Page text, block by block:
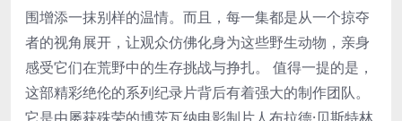
围增添一抹别样的温情。而且，每一集都是从一个掠夺
者的视角展开，让观众仿佛化身为这些野生动物，亲身
感受它们在荒野中的生存挑战与挣扎。 值得一提的是，
这部精彩绝伦的系列纪录片背后有着强大的制作团队。